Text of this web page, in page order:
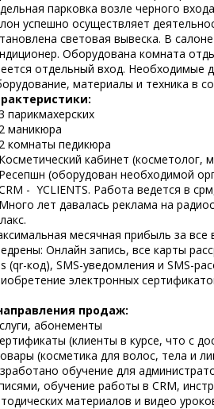
парковка возле черного
успешно осуществляет
световая вывеска. В
Оборудована комната
отдельный вход. Необходимые
материалы и техника в
парикмахерских
маникюра
комнаты педикюра
кабинет (косметолог,
(оборудован необходимой
- YCLIENTS. Работа ведется в
лет давалась реклама на
месячная прибыль за все
Онлайн запись, все карты
(qr-код), SMS-уведомления и SMS-
электронных
продаж:
абонементы
(клиенты в курсе, что с
(косметика для волос, тела и
обучение для
обучение работы в CRM,
материалов и видео